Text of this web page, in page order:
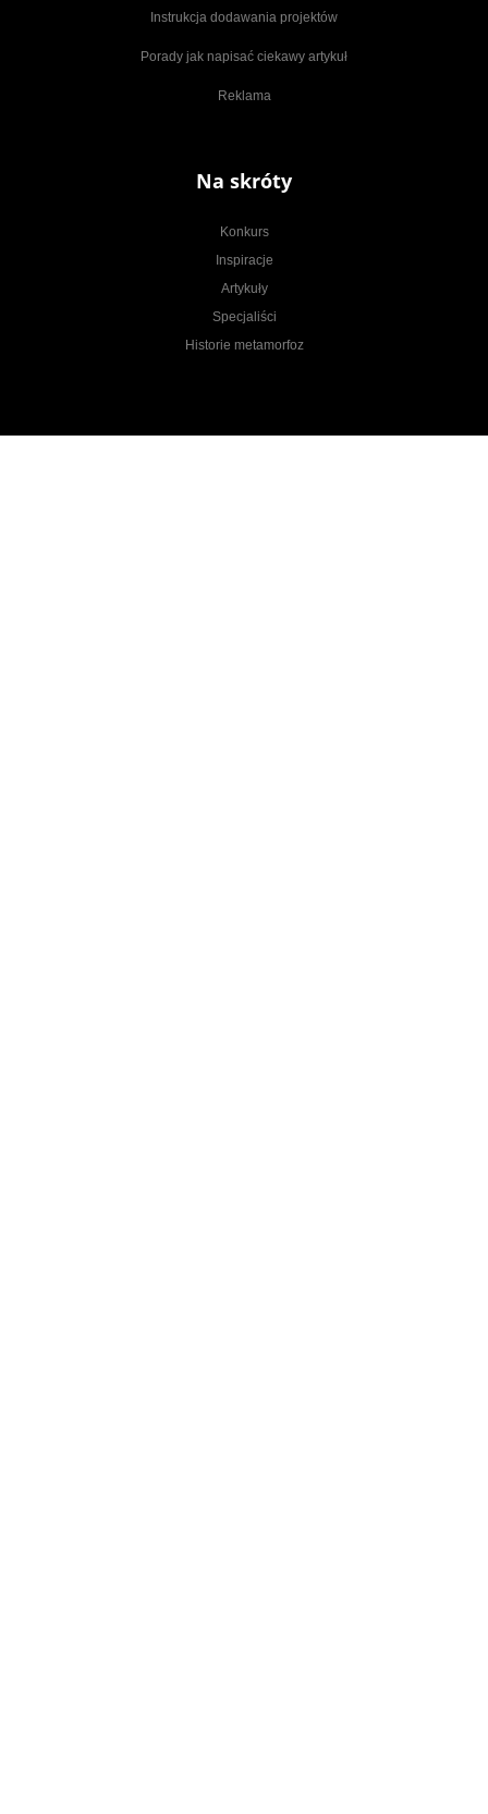
Instrukcja dodawania projektów
Porady jak napisać ciekawy artykuł
Reklama
Na skróty
Konkurs
Inspiracje
Artykuły
Specjaliści
Historie metamorfoz